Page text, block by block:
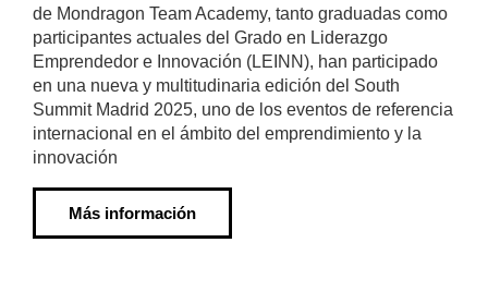
de Mondragon Team Academy, tanto graduadas como
participantes actuales del Grado en Liderazgo
Emprendedor e Innovación (LEINN), han participado
en una nueva y multitudinaria edición del South
Summit Madrid 2025, uno de los eventos de referencia
internacional en el ámbito del emprendimiento y la
innovación
Más información